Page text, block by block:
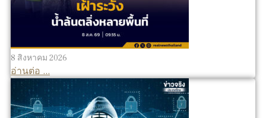
8 สิงหาคม 2026
อ่านต่อ ...